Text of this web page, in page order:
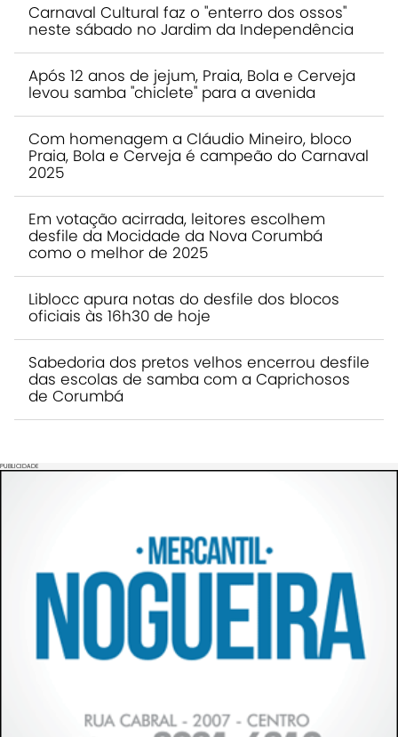
Carnaval Cultural faz o "enterro dos ossos"
neste sábado no Jardim da Independência
Após 12 anos de jejum, Praia, Bola e Cerveja
levou samba "chiclete" para a avenida
Com homenagem a Cláudio Mineiro, bloco
Praia, Bola e Cerveja é campeão do Carnaval
2025
Em votação acirrada, leitores escolhem
desfile da Mocidade da Nova Corumbá
como o melhor de 2025
Liblocc apura notas do desfile dos blocos
oficiais às 16h30 de hoje
Sabedoria dos pretos velhos encerrou desfile
das escolas de samba com a Caprichosos
de Corumbá
PUBLICIDADE